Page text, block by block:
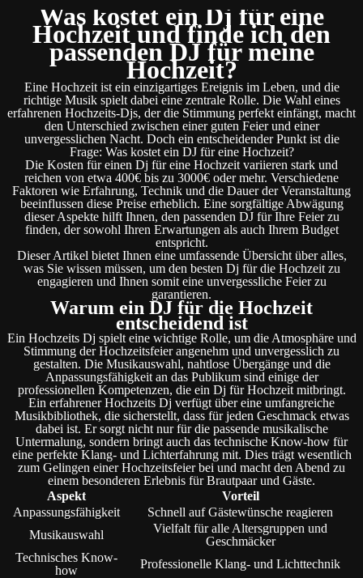
Was kostet ein Dj für eine
Hochzeit und finde ich den
passenden DJ für meine
Hochzeit?
Eine Hochzeit ist ein einzigartiges Ereignis im Leben, und die
richtige Musik spielt dabei eine zentrale Rolle. Die Wahl eines
erfahrenen Hochzeits-Djs, der die Stimmung perfekt einfängt, macht
den Unterschied zwischen einer guten Feier und einer
unvergesslichen Nacht. Doch ein entscheidender Punkt ist die
Frage: Was kostet ein DJ für eine Hochzeit?
Die Kosten für einen Dj für eine Hochzeit variieren stark und
reichen von etwa 400€ bis zu 3000€ oder mehr. Verschiedene
Faktoren wie Erfahrung, Technik und die Dauer der Veranstaltung
beeinflussen diese Preise erheblich. Eine sorgfältige Abwägung
dieser Aspekte hilft Ihnen, den passenden DJ für Ihre Feier zu
finden, der sowohl Ihren Erwartungen als auch Ihrem Budget
entspricht.
Dieser Artikel bietet Ihnen eine umfassende Übersicht über alles,
was Sie wissen müssen, um den besten Dj für die Hochzeit zu
engagieren und Ihnen somit eine unvergessliche Feier zu
garantieren.
Warum ein DJ für die Hochzeit
entscheidend ist
Ein Hochzeits Dj spielt eine wichtige Rolle, um die Atmosphäre und
Stimmung der Hochzeitsfeier angenehm und unvergesslich zu
gestalten. Die Musikauswahl, nahtlose Übergänge und die
Anpassungsfähigkeit an das Publikum sind einige der
professionellen Kompetenzen, die ein Dj für Hochzeit mitbringt.
Ein erfahrener Hochzeits Dj verfügt über eine umfangreiche
Musikbibliothek, die sicherstellt, dass für jeden Geschmack etwas
dabei ist. Er sorgt nicht nur für die passende musikalische
Untermalung, sondern bringt auch das technische Know-how für
eine perfekte Klang- und Lichterfahrung mit. Dies trägt wesentlich
zum Gelingen einer Hochzeitsfeier bei und macht den Abend zu
einem besonderen Erlebnis für Brautpaar und Gäste.
Aspekt
Vorteil
Anpassungsfähigkeit
Schnell auf Gästewünsche reagieren
Musikauswahl
Vielfalt für alle Altersgruppen und
Geschmäcker
Technisches Know-
how
Professionelle Klang- und Lichttechnik